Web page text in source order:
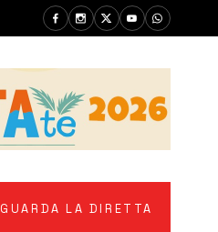
GUARDA LA DIRETTA